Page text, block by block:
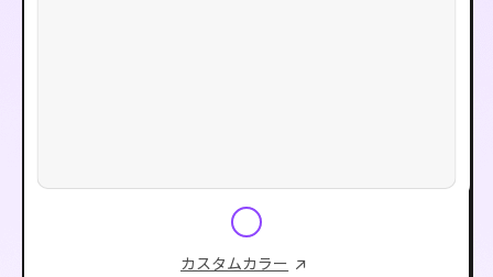
カスタムカラー